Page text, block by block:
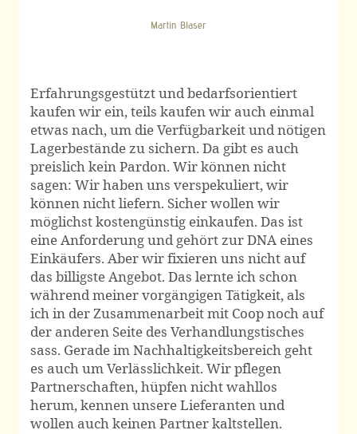
Martin Blaser
Erfahrungsgestützt und bedarfsorientiert
kaufen wir ein, teils kaufen wir auch einmal
etwas nach, um die Verfüg­barkeit und nötigen
Lager­bestände zu sichern. Da gibt es auch
preislich kein Pardon. Wir können nicht
sagen: Wir haben uns verspekuliert, wir
können nicht liefern. Sicher wollen wir
möglichst kosten­günstig einkaufen. Das ist
eine Anforderung und gehört zur DNA eines
Einkäufers. Aber wir fixieren uns nicht auf
das billigste Angebot. Das lernte ich schon
während meiner vor­gängigen Tätigkeit, als
ich in der Zusam­menarbeit mit Coop noch auf
der anderen Seite des Verhandlungs­tisches
sass. Gerade im Nachhaltig­keits­bereich geht
es auch um Verläss­lichkeit. Wir pflegen
Partner­schaften, hüpfen nicht wahllos
herum, kennen unsere Lieferanten und
wollen auch keinen Partner kaltstellen.